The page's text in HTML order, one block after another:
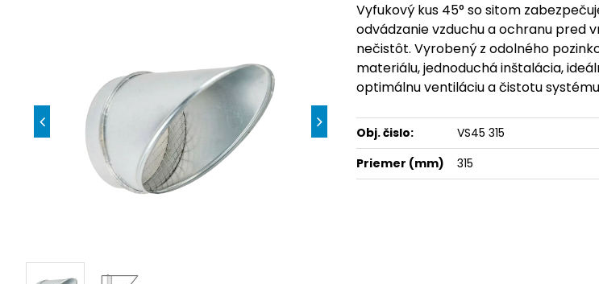
Vyfukový kus 45° so sitom
odvádzanie vzduchu a ochranu pred
nečistôt. Vyrobený z odolného
materiálu, jednoduchá inštalácia,
optimálnu ventiláciu a čistotu
Obj. čislo:
VS45 315
Priemer (mm)
315